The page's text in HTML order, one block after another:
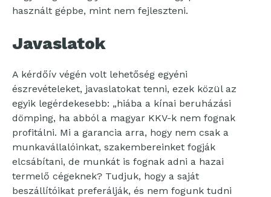
használt gépbe, mint nem fejleszteni.
Javaslatok
A kérdőív végén volt lehetőség egyéni
észrevételeket, javaslatokat tenni, ezek közül az
egyik legérdekesebb: „hiába a kínai beruházási
dömping, ha abból a magyar KKV-k nem fognak
profitálni. Mi a garancia arra, hogy nem csak a
munkavállalóinkat, szakembereinket fogják
elcsábítani, de munkát is fognak adni a hazai
termelő cégeknek? Tudjuk, hogy a saját
beszállítóikat preferálják, és nem fogunk tudni